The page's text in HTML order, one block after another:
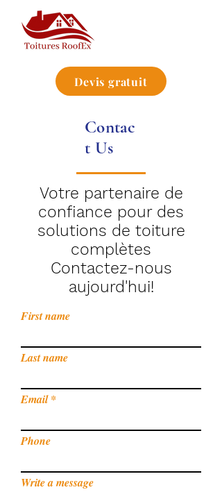
Devis gratuit
Contac
t Us
Votre partenaire de
confiance pour des
solutions de toiture
complètes
Contactez-nous
aujourd'hui!
First name
Last name
Email
Phone
Write a message